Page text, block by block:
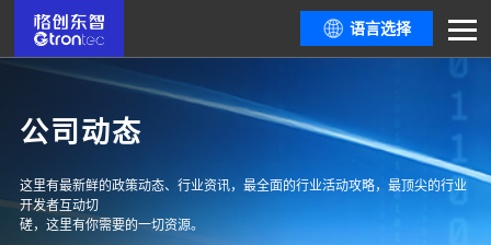
语言选择
公司动态
这里有最新鲜的政策动态、行业资讯，最全面的行业活动攻略，最顶尖的行业
开发者互动切
磋，这里有你需要的一切资源。